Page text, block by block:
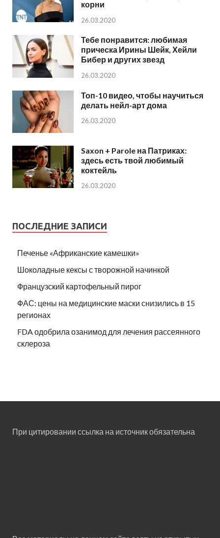
корни
26.03.2020
Тебе понравится: любимая
прическа Ирины Шейк, Хейли
Бибер и других звезд
26.03.2020
Топ-10 видео, чтобы научиться
делать нейл-арт дома
26.03.2020
Saxon + Parole на Патриках:
здесь есть твой любимый
коктейль
26.03.2020
ПОСЛЕДНИЕ ЗАПИСИ
Печенье «Африканские камешки»
Шоколадные кексы с творожной начинкой
Французский картофельный пирог
ФАС: цены на медицинские маски снизились в 15
регионах
FDA одобрила озанимод для лечения рассеянного
склероза
При цитировании ссылка на источник обязательна